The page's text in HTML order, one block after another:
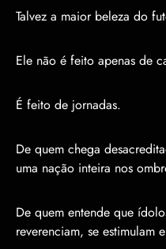
Talvez a maior beleza do
Ele não é feito apenas de
É feito de jornadas.
De quem chega
uma nação inteira nos
De quem entende que
reverenciam, se estimulam